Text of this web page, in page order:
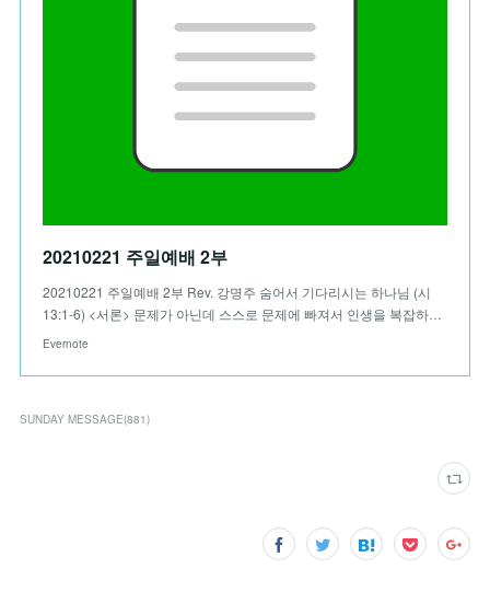
20210221 주일예배 2부
20210221 주일예배 2부 Rev. 강명주 숨어서 기다리시는 하나님 (시
13:1-6) <서론> 문제가 아닌데 스스로 문제에 빠져서 인생을 복잡하…
Evernote
SUNDAY MESSAGE(881)